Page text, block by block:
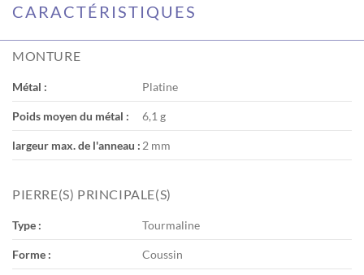
CARACTÉRISTIQUES
MONTURE
Métal : Platine
Poids moyen du métal : 6,1 g
largeur max. de l'anneau : 2 mm
PIERRE(S) PRINCIPALE(S)
Type : Tourmaline
Forme : Coussin